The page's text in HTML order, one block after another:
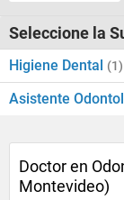
Seleccione la
Higiene Dental (1)
Asistente
Doctor en
Montevideo)